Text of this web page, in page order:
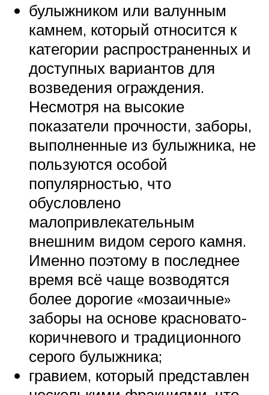
булыжником или валунным
камнем, который относится к
категории распространенных и
доступных вариантов для
возведения ограждения.
Несмотря на высокие
показатели прочности, заборы,
выполненные из булыжника, не
пользуются особой
популярностью, что
обусловлено
малопривлекательным
внешним видом серого камня.
Именно поэтому в последнее
время всё чаще возводятся
более дорогие «мозаичные»
заборы на основе красновато-
коричневого и традиционного
серого булыжника;
гравием, который представлен